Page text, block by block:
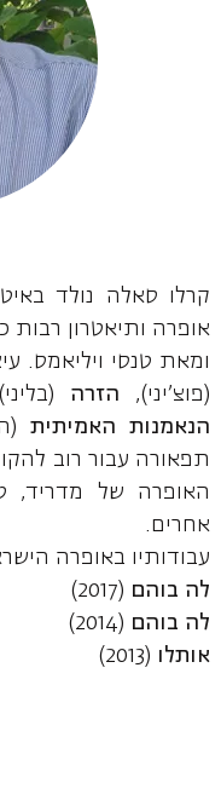
קרלו סאלה נולד
אופרה ותיאטרון רבות
ומאת טנסי ויליאמס.
(פוצ'יני), הזרה
הנאמנות האמיתית
תפאורה עבור רוב
האופרה של מדריד,
אחרים.
עבודותיו באופרה
לה בוהם (2017)
לה בוהם (2014)
אותלו (2013)